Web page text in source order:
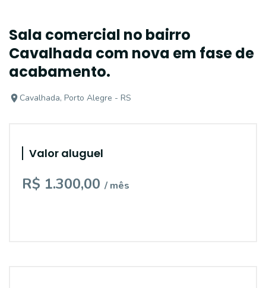
Sala comercial no bairro
Cavalhada com nova em fase de
acabamento.
Cavalhada, Porto Alegre - RS
Valor aluguel
R$ 1.300,00 / mês